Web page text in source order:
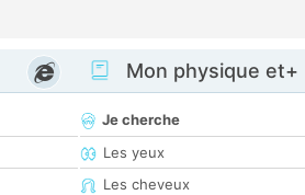
Mon physique et+
Je cherche
Les yeux
Les cheveux